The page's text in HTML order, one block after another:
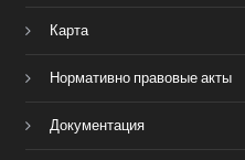
Карта
Нормативно правовые акты
Документация